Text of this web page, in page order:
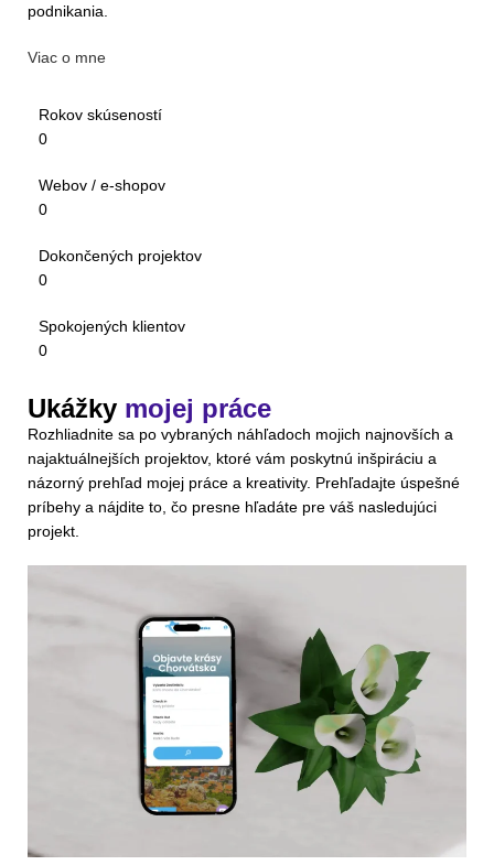
podnikania.
Viac o mne
Rokov skúseností
0
Webov / e-shopov
0
Dokončených projektov
0
Spokojených klientov
0
Ukážky mojej práce
Rozhliadnite sa po vybraných náhľadoch mojich najnovších a
najaktuálnejších projektov, ktoré vám poskytnú inšpiráciu a
názorný prehľad mojej práce a kreativity. Prehľadajte úspešné
príbehy a nájdite to, čo presne hľadáte pre váš nasledujúci
projekt.